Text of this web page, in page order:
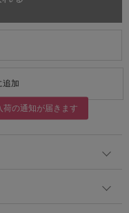
追加
荷の通知が届きます